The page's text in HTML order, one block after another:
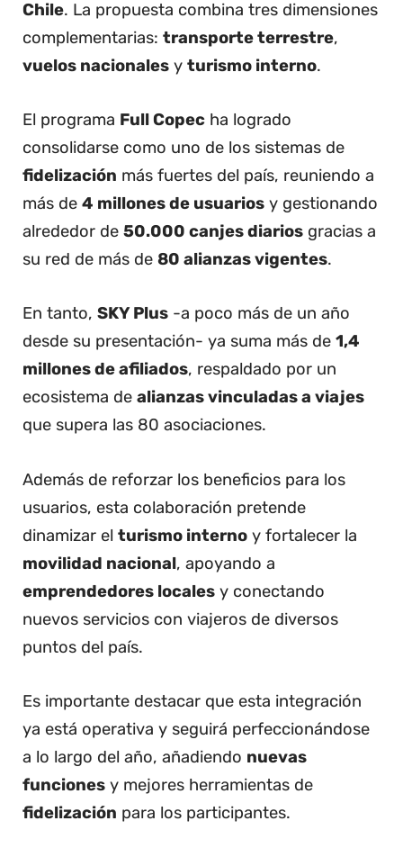
Chile. La propuesta combina tres dimensiones
complementarias: transporte terrestre,
vuelos nacionales y turismo interno.
El programa Full Copec ha logrado
consolidarse como uno de los sistemas de
fidelización más fuertes del país, reuniendo a
más de 4 millones de usuarios y gestionando
alrededor de 50.000 canjes diarios gracias a
su red de más de 80 alianzas vigentes.
En tanto, SKY Plus -a poco más de un año
desde su presentación- ya suma más de 1,4
millones de afiliados, respaldado por un
ecosistema de alianzas vinculadas a viajes
que supera las 80 asociaciones.
Además de reforzar los beneficios para los
usuarios, esta colaboración pretende
dinamizar el turismo interno y fortalecer la
movilidad nacional, apoyando a
emprendedores locales y conectando
nuevos servicios con viajeros de diversos
puntos del país.
Es importante destacar que esta integración
ya está operativa y seguirá perfeccionándose
a lo largo del año, añadiendo nuevas
funciones y mejores herramientas de
fidelización para los participantes.